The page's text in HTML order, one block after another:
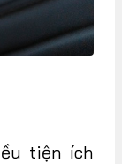
tiện ích